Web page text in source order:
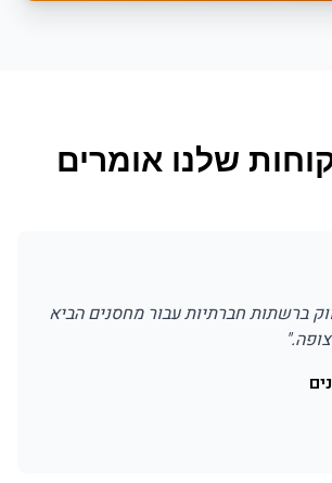
שלנו אומרים
ברשתות חברתיות עבור מחסנים הביא
"